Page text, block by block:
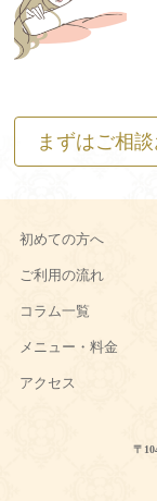
まずはご相
〒
初めての方へ
ご利用の流れ
コラム一覧
メニュー・料金
アクセス